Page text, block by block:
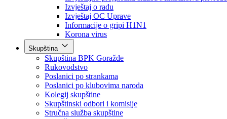
Obavještenja i izvještaji
Obavještenja Vlade
Izvještajno prognozna služba Ministarstva privrede
Izvještaj o radu
Izvještaj OC Uprave
Informacije o gripi H1N1
Korona virus
Skupština
Skupština BPK Goražde
Rukovodstvo
Poslanici po strankama
Poslanici po klubovima naroda